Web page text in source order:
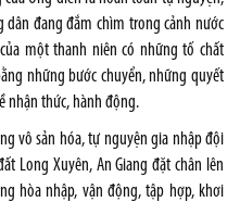
đang đắm chìm trong cảnh nước
một thanh niên có những tố chất
những bước chuyển, những quyết
nhận thức, hành động.
vô sản hóa, tự nguyện gia nhập đội
Long Xuyên, An Giang đặt chân lên
hòa nhập, vận động, tập hợp, khơi